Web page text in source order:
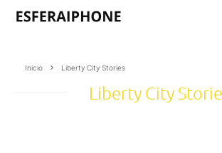
Inicio Liberty City Stories
Liberty City